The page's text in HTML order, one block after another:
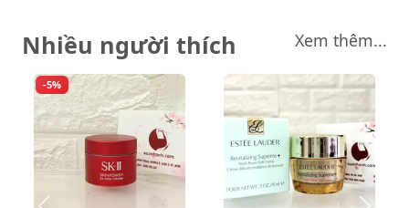
Nhiều người thích Xem thêm...
-5%